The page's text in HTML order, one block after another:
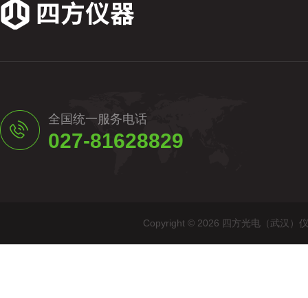
全国统一服务电话
027-81628829
Copyright © 2026 四方光电（武汉）